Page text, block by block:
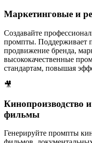
Маркетинговые и
Создавайте
промпты. Поддерживает
продвижение бренда,
высококачественные
стандартам, повышая
🎥
Кинопроизводство
фильмы
Генерируйте промпты